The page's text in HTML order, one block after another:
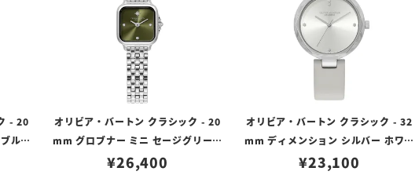
- 20
ルー
レス
オリビア・バートン クラシック - 20
mm グロブナー ミニ セージグリーン
サンレイ シルバー ブレスレット
¥26,400
オリビア・バートン クラシック - 32
mm ディメンション シルバー ホワイ
ト サンレイ アールグレイ レザー
¥23,100